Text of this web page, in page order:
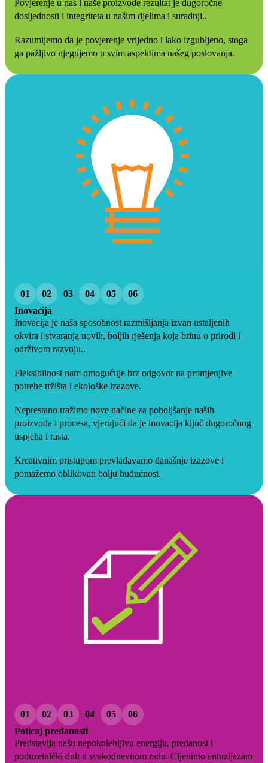
Povjerenje u nas i naše proizvode rezultat je dugoročne
dosljednosti i integriteta u našim djelima i suradnji..
Razumijemo da je povjerenje vrijedno i lako izgubljeno, stoga
ga pažljivo njegujemo u svim aspektima našeg poslovanja.
01 02 03 04 05
06
Inovacija
Inovacija je naša sposobnost razmišljanja izvan ustaljenih
okvira i stvaranja novih, boljih rješenja koja brinu o prirodi i
održivom razvoju..
Fleksibilnost nam omogućuje brz odgovor na promjenjive
potrebe tržišta i ekološke izazove.
Neprestano tražimo nove načine za poboljšanje naših
proizvoda i procesa, vjerujući da je inovacija ključ dugoročnog
uspjeha i rasta.
Kreativnim pristupom prevladavamo današnje izazove i
pomažemo oblikovati bolju budućnost.
01 02 03 04 05
06
Poticaj predanosti
Predstavlja našu nepokolebljivu energiju, predanost i
poduzetnički duh u svakodnevnom radu. Cijenimo entuzijazam